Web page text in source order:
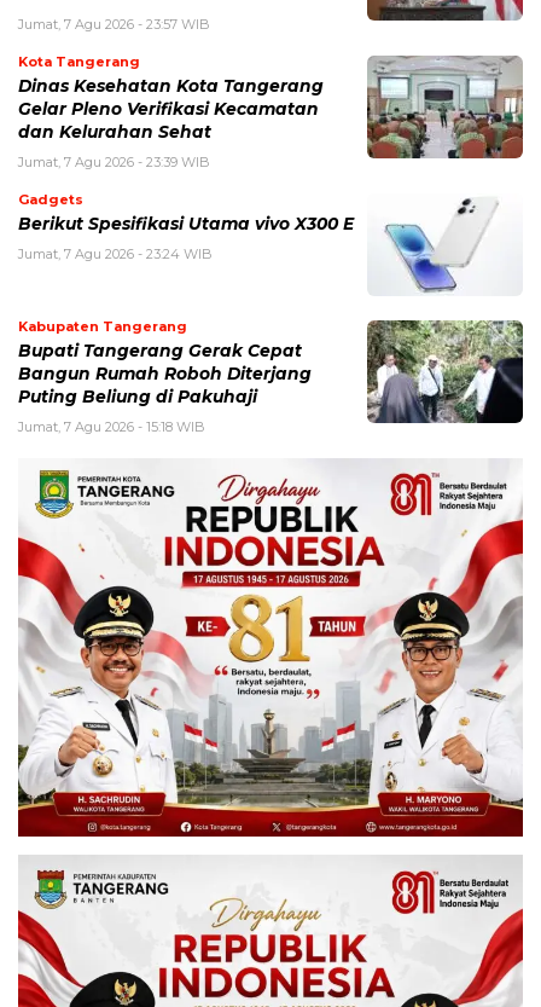
Jumat, 7 Agu 2026 - 23:57 WIB
Kota Tangerang
Dinas Kesehatan Kota Tangerang
Gelar Pleno Verifikasi Kecamatan
dan Kelurahan Sehat
Jumat, 7 Agu 2026 - 23:39 WIB
Gadgets
Berikut Spesifikasi Utama vivo X300 E
Jumat, 7 Agu 2026 - 23:24 WIB
Kabupaten Tangerang
Bupati Tangerang Gerak Cepat
Bangun Rumah Roboh Diterjang
Puting Beliung di Pakuhaji
Jumat, 7 Agu 2026 - 15:18 WIB